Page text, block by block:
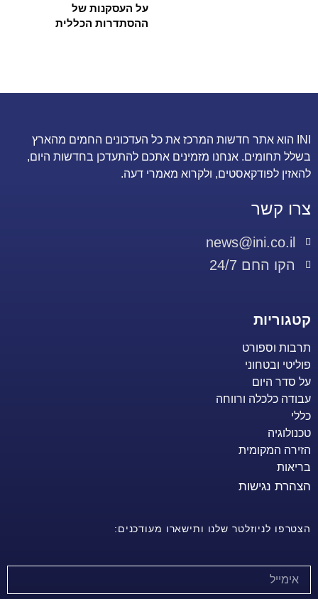
על העסקנות של
ההסתדרות הכללית
INI הוא אתר חדשות המרכז את כל העדכונים החמים מהארץ
בשלל תחומים. אנחנו מזמינים אתכם להתעדכן בחדשות היום,
להאזין לפודקאסטים, ולקרוא מאמרי דעה.
צרו קשר
news@ini.co.il
הקו החם 24/7
קטגוריות
תרבות וספורט
פוליטי ובטחוני
על סדר היום
עבודה כלכלה ורווחה
כללי
טכנולוגיה
הזירה המקומית
בריאות
הצהרת נגישות
הצטרפו לניוזלטר שלנו ותישארו מעודכנים: